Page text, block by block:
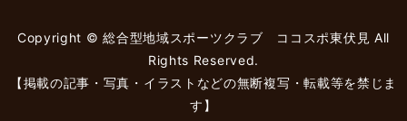
Copyright © 総合型地域スポーツクラブ ココスポ東伏見 All
Rights Reserved.
【掲載の記事・写真・イラストなどの無断複写・転載等を禁じま
す】